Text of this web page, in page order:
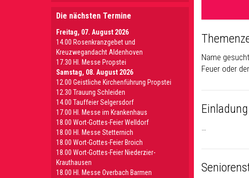
Name
Feuer oder
…
Die nächsten Termine
Freitag, 07. August 2026
14.00 Rosenkranzgebet und
Kreuzwegandacht Aldenhoven
17.30 Hl. Messe Propstei
Samstag, 08. August 2026
12.00 Geistliche Kirchenführung Propstei
12.30 Trauung Schleiden
14.00 Tauffeier Selgersdorf
17.00 Hl. Messe im Krankenhaus
18.00 Wort-Gottes-Feier Welldorf
18.00 Hl. Messe Stetternich
18.00 Wort-Gottes-Feier Broich
18.00 Wort-Gottes-Feier Niederzier-
Krauthausen
18.00 Hl. Messe Overbach Barmen